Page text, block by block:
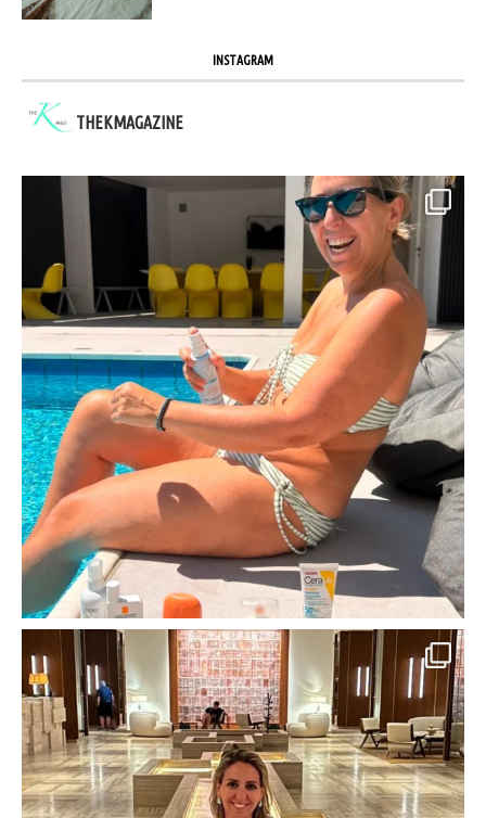
INSTAGRAM
THEKMAGAZINE